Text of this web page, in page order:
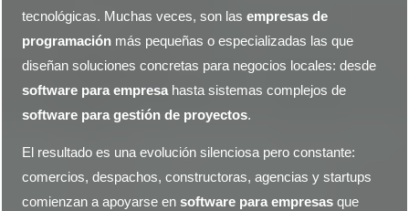
tecnológicas. Muchas veces, son lasempresas de
programación más pequeñas o especializadas las que
diseñan soluciones concretas para negocios locales: desde
software para empresa hasta sistemas complejos de
software para gestión de proyectos.
El resultado es una evolución silenciosa pero constante:
comercios, despachos, constructoras, agencias y startups
comienzan a apoyarse ensoftware para empresas que